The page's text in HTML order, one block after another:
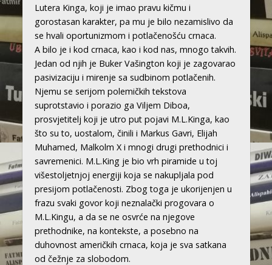
Lutera Kinga, koji je imao pravu kičmu i
gorostasan karakter, pa mu je bilo nezamislivo da
se hvali oportunizmom i potlačenošću crnaca.
A bilo je i kod crnaca, kao i kod nas, mnogo takvih.
Jedan od njih je Buker Vašington koji je zagovarao
pasivizaciju i mirenje sa sudbinom potlačenih.
Njemu se serijom polemičkih tekstova
suprotstavio i porazio ga Viljem Diboa,
prosvjetitelj koji je utro put pojavi M.L.Kinga, kao
što su to, uostalom, činili i Markus Gavri, Elijah
Muhamed, Malkolm X i mnogi drugi prethodnici i
savremenici. M.L.King je bio vrh piramide u toj
višestoljetnjoj energiji koja se nakupljala pod
presijom potlačenosti. Zbog toga je ukorijenjen u
frazu svaki govor koji neznalački progovara o
M.L.Kingu, a da se ne osvrće na njegove
prethodnike, na kontekste, a posebno na
duhovnost američkih crnaca, koja je sva satkana
od čežnje za slobodom.